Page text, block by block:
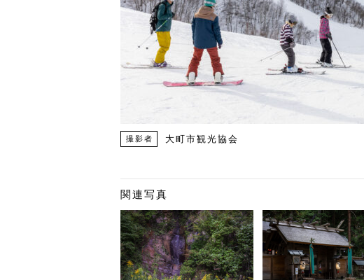
撮影者 大町市観光協会
関連写真